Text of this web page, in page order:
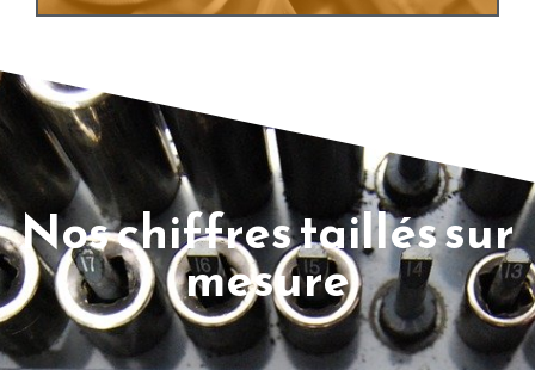
Nos chiffres taillés sur
mesure